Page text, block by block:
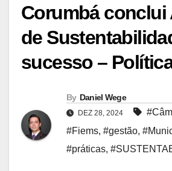
Corumbá conclui
de
sucesso –
By Daniel Wege
DEZ 28, 2024
#Fiems, #gestão,
#práticas,